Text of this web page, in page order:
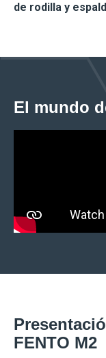
de rodilla y
El mundo
FENTO M2